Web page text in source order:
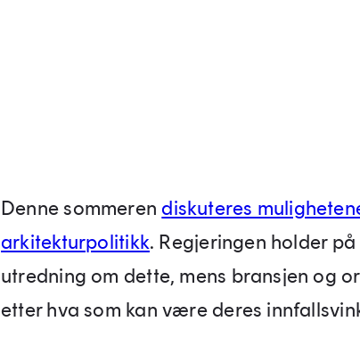
Denne sommerendiskuteres
arkitekturpolitikk. Regjeringen holder
utredning om dette, mens bransjen og
etter hva som kan være deres